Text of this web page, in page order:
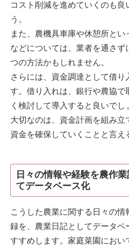
コスト削減を進めていくのも良
う。
また、農機具車庫や休憩所と
などについては、業者を通さず
つの方法かもしれません。
さらには、資金調達として借
す。借り入れは、銀行や農協で
く検討して導入すると良いでし
大切なのは、資金計画を組み立
資金を確保していくことと言え
日々の情報や経験を農作
てデータベース化
こうした農業に関する日々の
録を、農業日記としてデータベ
すすめします。家庭菜園におい